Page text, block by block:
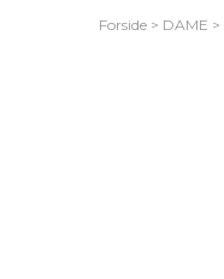
Forside DAME